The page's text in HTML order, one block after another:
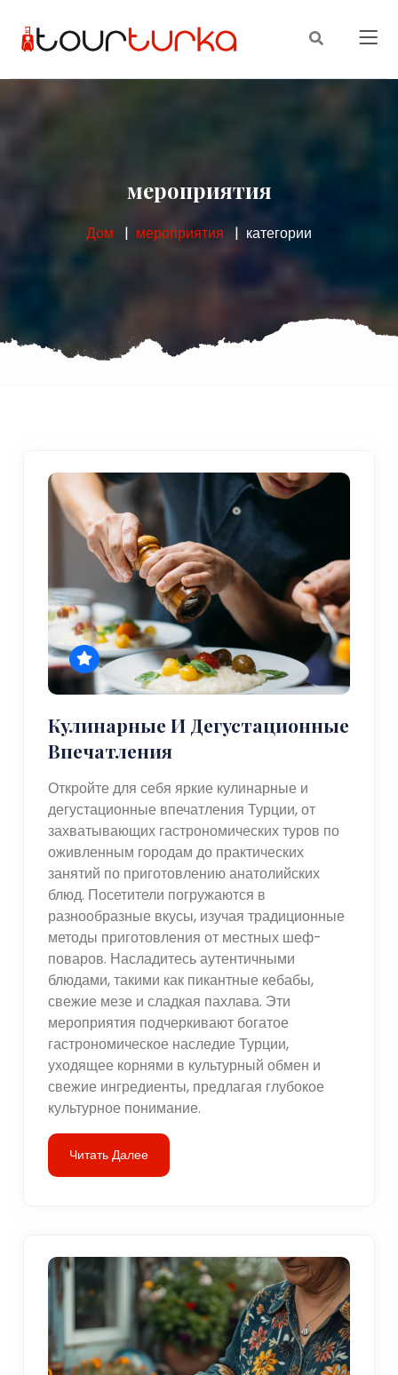
мероприятия
Дом мероприятия категории
Кулинарные И Дегустационные
Впечатления
Откройте для себя яркие кулинарные и
дегустационные впечатления Турции, от
захватывающих гастрономических туров по
оживленным городам до практических
занятий по приготовлению анатолийских
блюд. Посетители погружаются в
разнообразные вкусы, изучая традиционные
методы приготовления от местных шеф-
поваров. Насладитесь аутентичными
блюдами, такими как пикантные кебабы,
свежие мезе и сладкая пахлава. Эти
мероприятия подчеркивают богатое
гастрономическое наследие Турции,
уходящее корнями в культурный обмен и
свежие ингредиенты, предлагая глубокое
культурное понимание.
Читать Далее